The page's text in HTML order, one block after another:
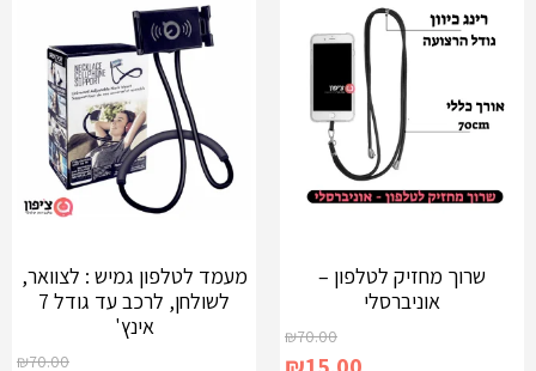
שרוך מחזיק לטלפון –
אוניברסלי
₪70.00
מעמד לטלפון גמיש : לצוואר,
לשולחן, לרכב עד גודל 7
אינץ'
₪70.00